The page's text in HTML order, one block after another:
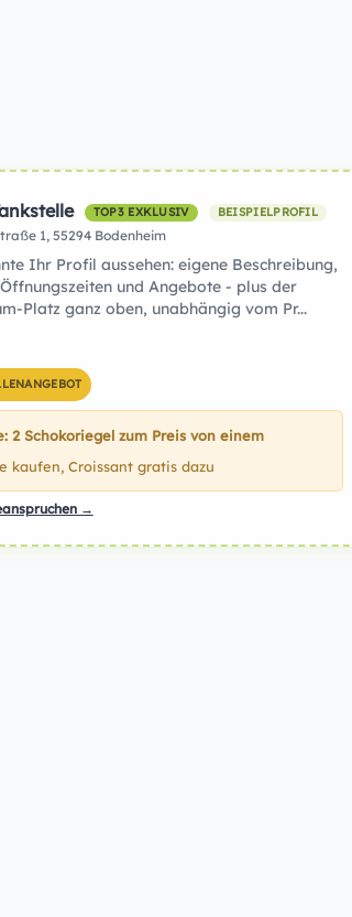
TOP3 EXKLUSIV BEISPIELPROFIL
1, 55294 Bodenheim
Ihr Profil aussehen: eigene Beschreibung,
und Angebote - plus der
Platz ganz oben, unabhängig vom Pr...
2 Schokoriegel zum Preis von einem
kaufen, Croissant gratis dazu
→